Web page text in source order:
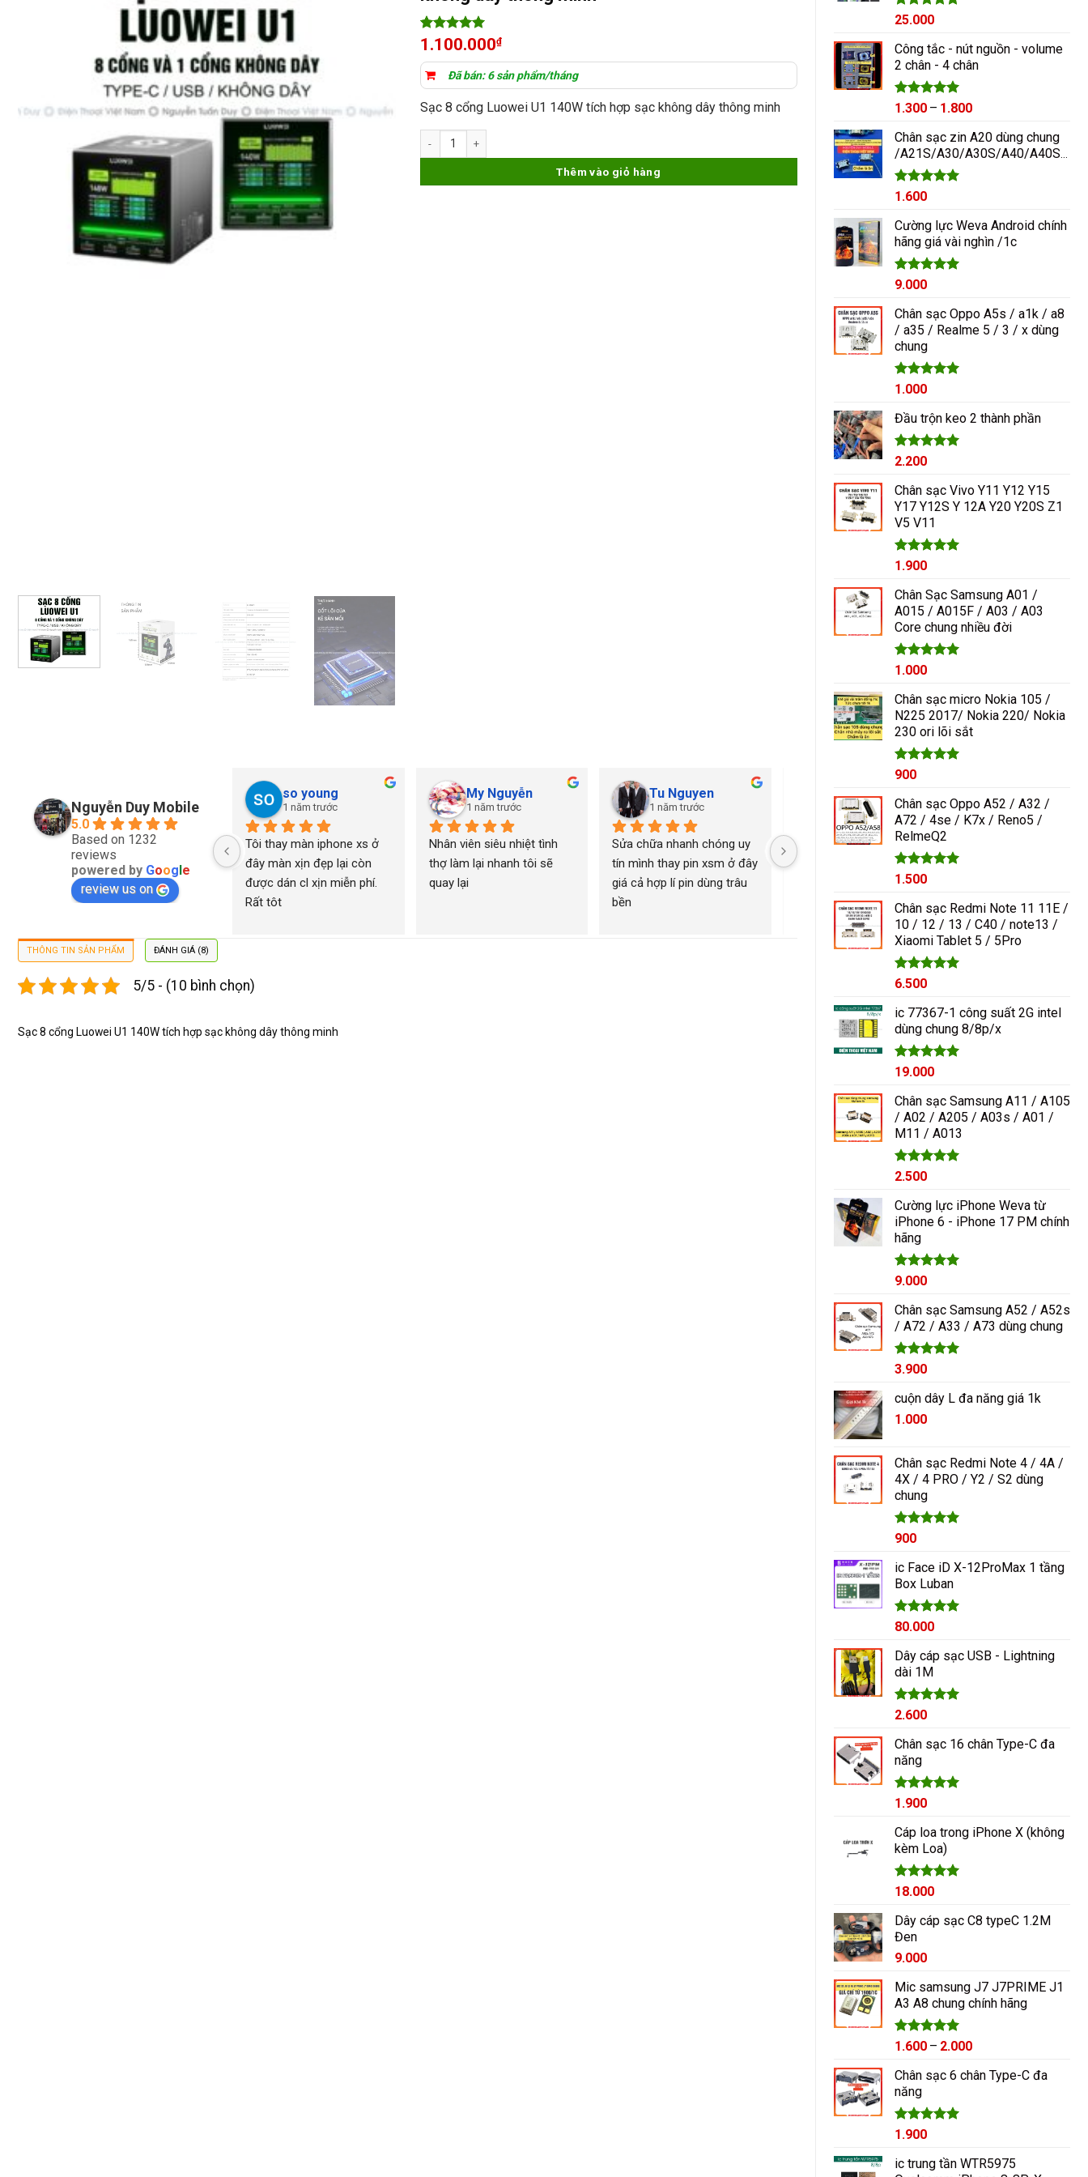
Được xếp
5 sao
25.000
Công tắc - nút nguồn - volume
2 chân - 4 chân
Được xếp
5 sao
1.300 – 1.800Khoảng
từ
1.300₫
Chân sạc zin A20 dùng chung
/A21S/A30/A30S/A40/A40S/A50/A60/A70/M10/M20
Được xếp
5 sao
1.600
Cường lực Weva Android chính
hãng giá vài nghìn /1c
Được xếp
5 sao
9.000
Chân sạc Oppo A5s / a1k / a8
/ a35 / Realme 5 / 3 / x dùng
chung
Được xếp
5 sao
1.000
Đầu trộn keo 2 thành phần
Được xếp
5 sao
2.200
Chân sạc Vivo Y11 Y12 Y15
Y17 Y12S Y 12A Y20 Y20S Z1
V5 V11
Được xếp
5 sao
1.900
Chân Sạc Samsung A01 /
A015 / A015F / A03 / A03
Core chung nhiều đời
Được xếp
5 sao
Giá
là:
1.200₫.
1.000Giá
tại
là:
1.000₫.
Chân sạc micro Nokia 105 /
N225 2017/ Nokia 220/ Nokia
230 ori lõi sắt
Được xếp
5 sao
900
Chân sạc Oppo A52 / A32 /
A72 / 4se / K7x / Reno5 /
RelmeQ2
Được xếp
5 sao
1.500
Chân sạc Redmi Note 11 11E /
10 / 12 / 13 / C40 / note13 /
Xiaomi Tablet 5 / 5Pro
Được xếp
5 sao
6.500
ic 77367-1 công suất 2G intel
dùng chung 8/8p/x
Được xếp
5 sao
19.000
Chân sạc Samsung A11 / A105
/ A02 / A205 / A03s / A01 /
M11 / A013
Được xếp
5 sao
2.500
Cường lực iPhone Weva từ
iPhone 6 - iPhone 17 PM chính
hãng
Được xếp
5 sao
9.000
Chân sạc Samsung A52 / A52s
/ A72 / A33 / A73 dùng chung
Được xếp
5 sao
3.900
cuộn dây L đa năng giá 1k
1.000
Chân sạc Redmi Note 4 / 4A /
4X / 4 PRO / Y2 / S2 dùng
chung
Được xếp
5 sao
900
ic Face iD X-12ProMax 1 tầng
Box Luban
Được xếp
5 sao
80.000
Dây cáp sạc USB - Lightning
dài 1M
Được xếp
5 sao
2.600
Chân sạc 16 chân Type-C đa
năng
Được xếp
5 sao
1.900
Cáp loa trong iPhone X (không
kèm Loa)
Được xếp
5 sao
18.000
Dây cáp sạc C8 typeC 1.2M
Đen
9.000
Mic samsung J7 J7PRIME J1
A3 A8 chung chính hãng
Được xếp
5 sao
1.600 – 2.000Khoảng
từ
Chân sạc 6 chân Type-C đa
năng
Được xếp
5 sao
1.900
ic trung tần WTR5975
5trên 5
dựa trên
8
đánh giá
1.100.000₫
Đã bán: 6 sản phẩm/tháng
Sạc 8 cổng Luowei U1 140W tích hợp sạc không dây thông minh
Sạc 8 cổng Luowei U1 140W tích hợp sạc không dây thông minh số lượng
Thêm vào giỏ hàng
Nguyễn Duy Mobile
5.0
Based on 1232
reviews
powered by Goog e
review us on
so young
1 năm trước
Tôi thay màn iphone xs ở
đây màn xịn đẹp lại còn
được dán cl xịn miễn phí.
Rất tôt
My Nguyễn
1 năm trước
Nhân viên siêu nhiệt tình
thợ làm lại nhanh tôi sẽ
quay lại
Tu Nguyen
1 năm trước
Sửa chữa nhanh chóng uy
tín mình thay pin xsm ở đây
giá cả hợp lí pin dùng trâu
bền
Cham Ha
2 năm trước
Nguyễn Duy sửa chữa rất
tốt giá hợp lí rẻ so với mặt
2 năm trước
ngayyy. Đẹp lắm
THÔNG TIN SẢN PHẨM ĐÁNH GIÁ (8)
5/5 - (10 bình chọn)
Sạc 8 cổng Luowei U1 140W tích hợp sạc không dây thông minh